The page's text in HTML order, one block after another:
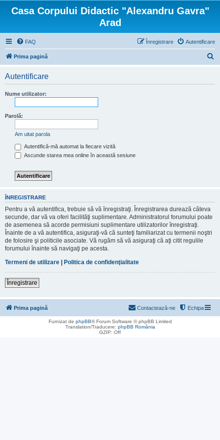
Casa Corpului Didactic "Alexandru Gavra"
Arad
FAQ Autentificare
Înregistrare
Prima pagină
Autentificare
Nume utilizator:
Parolă:
Am uitat parola
Autentifică-mă automat la fiecare vizită
Ascunde starea mea online în această sesiune
ÎNREGISTRARE
Pentru a vă autentifica, trebuie să vă înregistraţi. Înregistrarea durează câteva
secunde, dar vă va oferi facilităţi suplimentare. Administratorul forumului poate
de asemenea să acorde permisiuni suplimentare utilizatorilor înregistraţi.
Înainte de a vă autentifica, asiguraţi-vă că sunteţi familiarizat cu termenii noştri
de folosire şi politicile asociate. Vă rugăm să vă asiguraţi că aţi citit regulile
forumului înainte să navigaţi pe acesta.
Termeni de utilizare | Politica de confidenţialitate
Înregistrare
Prima pagină Echipa
Contactează-ne
Furnizat de phpBB® Forum Software © phpBB Limited
Translation/Traducere: phpBB România
GZIP: Off